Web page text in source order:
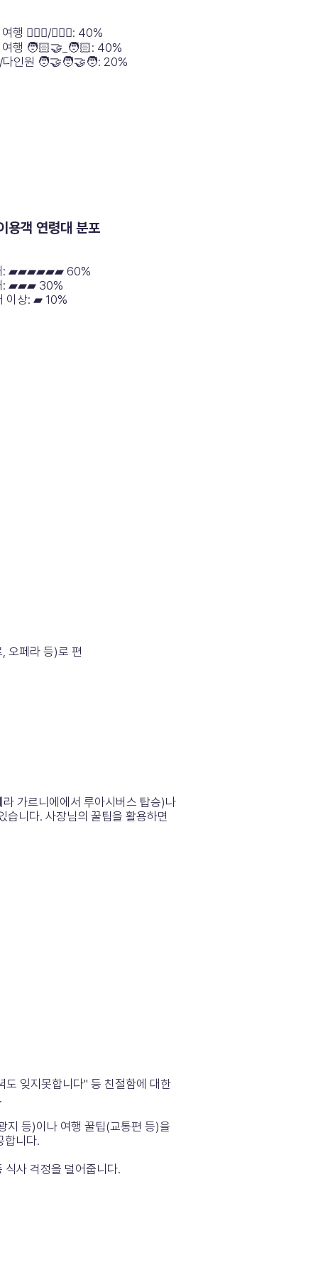
행 🧍🏻‍♀️/🧍🏻‍♂️: 40%
여행 🧑🏻‍🤝_🧑🏻: 40%
다인원 🧑‍🤝‍🧑‍🤝‍🧑: 20%
용객 연령대 분포
: ▰▰▰▰▰▰ 60%
: ▰▰▰ 30%
이상: ▰ 10%
오페라 등)로 편
가르니에에서 루아시버스 탑승)나
니다. 사장님의 꿀팁을 활용하면
도 잊지못합니다" 등 친절함에 대한
지 등)이나 여행 꿀팁(교통편 등)을
합니다.
식사 걱정을 덜어줍니다.